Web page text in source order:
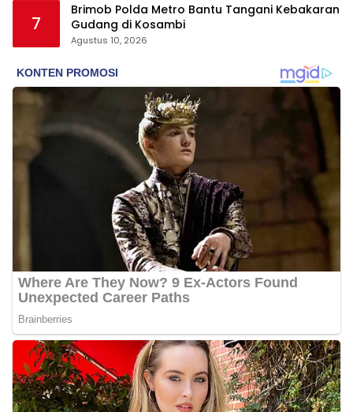
7
Brimob Polda Metro Bantu Tangani Kebakaran
Gudang di Kosambi
Agustus 10, 2026